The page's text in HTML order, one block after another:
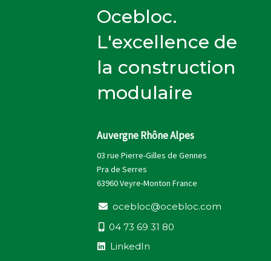
Ocebloc.
L'excellence de
la construction
modulaire
Auvergne Rhône Alpes
03 rue Pierre-Gilles de Gennes
Pra de Serres
63960 Veyre-Monton France
ocebloc@ocebloc.com
04 73 69 31 80
LinkedIn